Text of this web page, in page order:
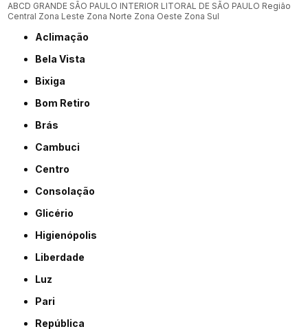
ABCD GRANDE SÃO PAULO INTERIOR LITORAL DE SÃO PAULO Região
Central Zona Leste Zona Norte Zona Oeste Zona Sul
Aclimação
Bela Vista
Bixiga
Bom Retiro
Brás
Cambuci
Centro
Consolação
Glicério
Higienópolis
Liberdade
Luz
Pari
República